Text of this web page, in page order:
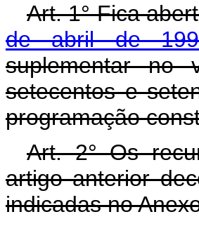
Art. 1° Fica
de abril de
suplementar no
setecentos e
programação
Art. 2° Os
artigo anterior
indicadas no